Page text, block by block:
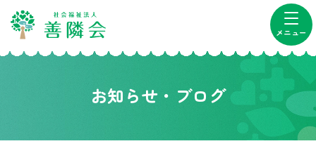
メニュー
お知らせ・ブログ